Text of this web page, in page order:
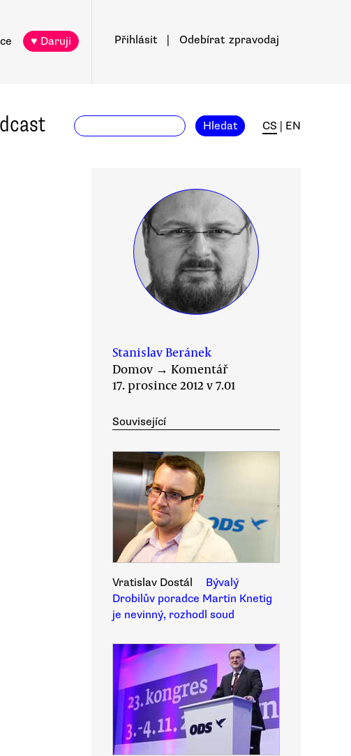
♥ Daruji Přihlásit Odebírat zpravodaj
Hledat CS EN
Stanislav Beránek
Domov → Komentář
17. prosince 2012 v 7.01
Související
Vratislav Dostál
Bývalý
Drobilův poradce Martin Knetig
je nevinný, rozhodl soud